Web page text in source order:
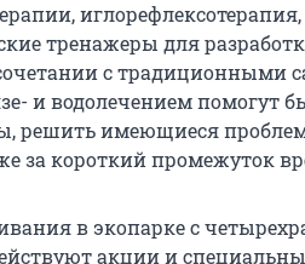
тренажеры для
с традиционными
и водолечением помогут
решить имеющиеся
за короткий промежуток
в экопарке с
акции и